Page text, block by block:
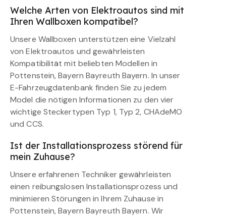
Welche Arten von Elektroautos sind mit
Ihren Wallboxen kompatibel?
Unsere Wallboxen unterstützen eine Vielzahl
von Elektroautos und gewährleisten
Kompatibilität mit beliebten Modellen in
Pottenstein, Bayern Bayreuth Bayern. In unser
E-Fahrzeugdatenbank finden Sie zu jedem
Model die nötigen Informationen zu den vier
wichtige Steckertypen Typ 1, Typ 2, CHAdeMO
und CCS.
Ist der Installationsprozess störend für
mein Zuhause?
Unsere erfahrenen Techniker gewährleisten
einen reibungslosen Installationsprozess und
minimieren Störungen in Ihrem Zuhause in
Pottenstein, Bayern Bayreuth Bayern. Wir